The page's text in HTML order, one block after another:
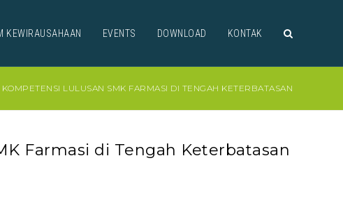
KEWIRAUSAHAAN EVENTS DOWNLOAD KONTAK
LULUSAN SMK FARMASI DI TENGAH KETERBATASAN
Farmasi di Tengah Keterbatasan